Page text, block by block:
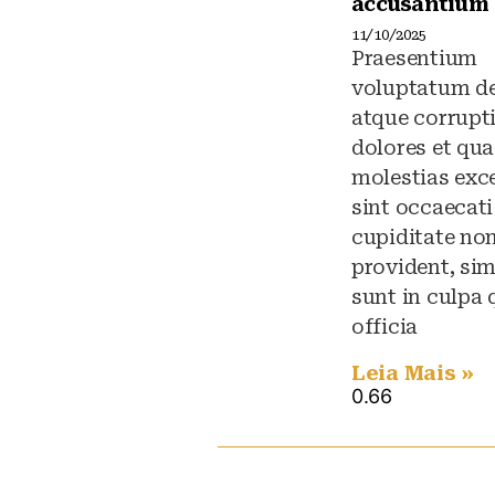
11/10/2025
Praesentium
voluptatum
atque
dolores et
molestias
sint occaecati
cupiditate non
provident,
sunt in culpa
officia
Leia Mais »